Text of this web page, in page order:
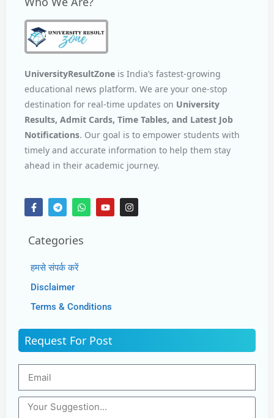
UniversityResultZone is India’s fastest-growing
educational news platform. We are your one-stop
destination for real-time updates on University
Results, Admit Cards, Time Tables, and Latest Job
Notifications. Our goal is to empower students with
timely and accurate information to help them stay
ahead in their academic journey.
Categories
हमसे संपर्क करें
Disclaimer
Terms & Conditions
Request For Post